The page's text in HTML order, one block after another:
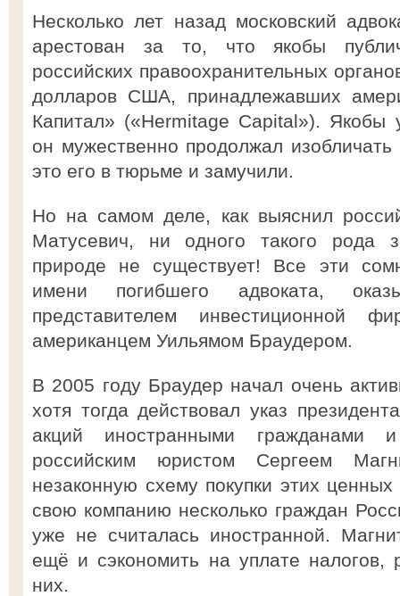
Несколько лет назад московский
арестован за то, что якобы
российских правоохранительных
долларов США, принадлежавших
Капитал» («Hermitage Capital»). Якобы
он мужественно продолжал
это его в тюрьме и замучили.
Но на самом деле, как выяснил
Матусевич, ни одного такого рода
природе не существует! Все эти
имени погибшего адвоката,
представителем инвестиционной
американцем Уильямом Браудером.
В 2005 году Браудер начал очень
хотя тогда действовал указ
акций иностранными гражданами
российским юристом Сергеем
незаконную схему покупки этих
свою компанию несколько граждан
уже не считалась иностранной.
ещё и сэкономить на уплате налогов,
них.